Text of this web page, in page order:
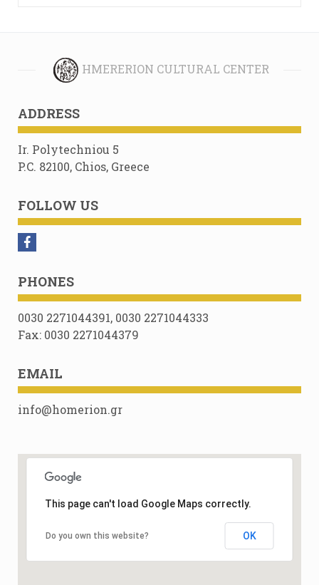
HMERERION CULTURAL CENTER
ADDRESS
Ir. Polytechniou 5
P.C. 82100, Chios, Greece
FOLLOW US
PHONES
0030 2271044391, 0030 2271044333
Fax: 0030 2271044379
EMAIL
info@homerion.gr
This page can't load Google Maps correctly.
Do you own this website? OK